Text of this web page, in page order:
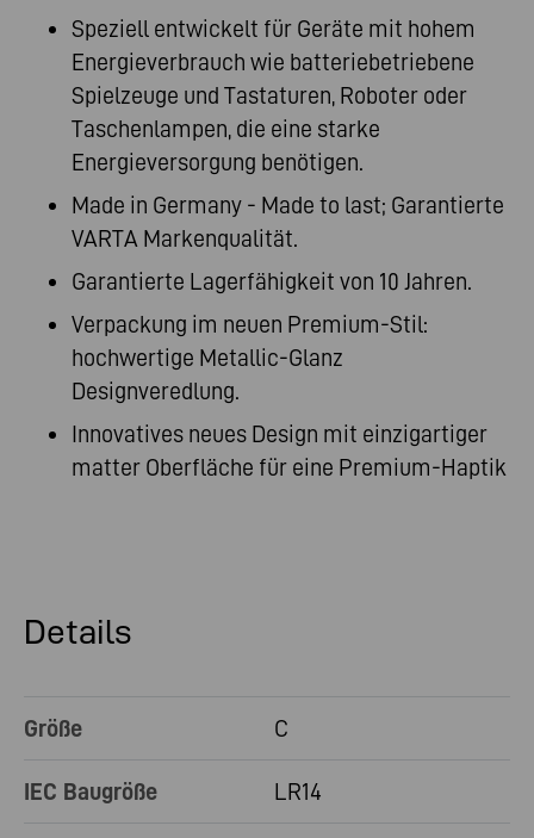
Speziell entwickelt für Geräte mit hohem
Energieverbrauch wie batteriebetriebene
Spielzeuge und Tastaturen, Roboter oder
Taschenlampen, die eine starke
Energieversorgung benötigen.
Made in Germany - Made to last; Garantierte
VARTA Markenqualität.
Garantierte Lagerfähigkeit von 10 Jahren.
Verpackung im neuen Premium-Stil:
hochwertige Metallic-Glanz
Designveredlung.
Innovatives neues Design mit einzigartiger
matter Oberfläche für eine Premium-Haptik
Details
Größe C
IEC Baugröße LR14